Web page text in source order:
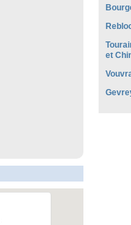
et